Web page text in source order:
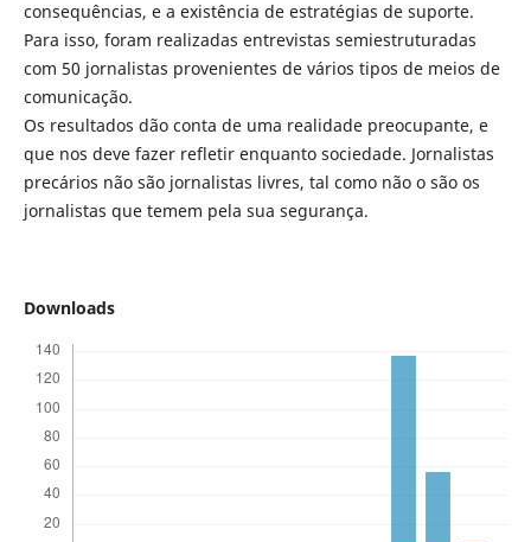
consequências, e a existência de estratégias de suporte.
Para isso, foram realizadas entrevistas semiestruturadas
com 50 jornalistas provenientes de vários tipos de meios de
comunicação.
Os resultados dão conta de uma realidade preocupante, e
que nos deve fazer refletir enquanto sociedade. Jornalistas
precários não são jornalistas livres, tal como não o são os
jornalistas que temem pela sua segurança.
Downloads